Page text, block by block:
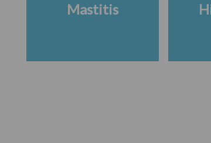
Mastitis